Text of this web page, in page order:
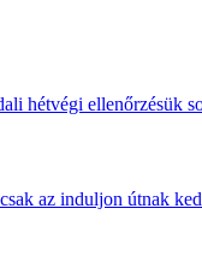
hétvégi ellenőrzésük
az induljon útnak